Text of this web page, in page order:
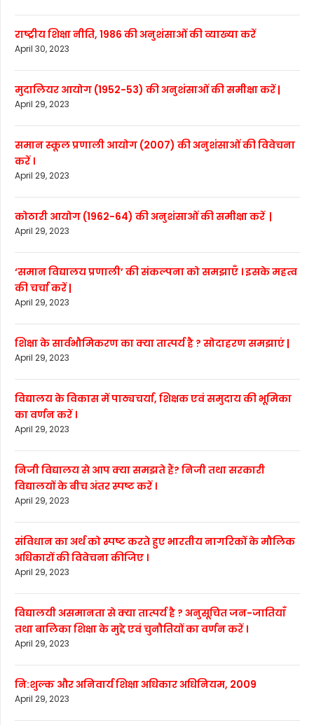
राष्ट्रीय शिक्षा नीति, 1986 की अनुशंसाओं की व्याख्या करें
April 30, 2023
मुदालियर आयोग (1952-53) की अनुशंसाओं की समीक्षा करें |
April 29, 2023
समान स्कूल प्रणाली आयोग (2007) की अनुशंसाओं की विवेचना
करें ।
April 29, 2023
कोठारी आयोग (1962-64) की अनुशंसाओं की समीक्षा करें |
April 29, 2023
‘समान विद्यालय प्रणाली’ की संकल्पना को समझाएँ । इसके महत्व
की चर्चा करें |
April 29, 2023
शिक्षा के सार्वभौमिकरण का क्या तात्पर्य है ? सोदाहरण समझाएं |
April 29, 2023
विद्यालय के विकास में पाठ्यचर्या, शिक्षक एवं समुदाय की भूमिका
का वर्णन करें ।
April 29, 2023
निजी विद्यालय से आप क्या समझते हैं? निजी तथा सरकारी
विद्यालयों के बीच अंतर स्पष्ट करें ।
April 29, 2023
संविधान का अर्थ को स्पष्ट करते हुए भारतीय नागरिकों के मौलिक
अधिकारों की विवेचना कीजिए ।
April 29, 2023
विद्यालयी असमानता से क्या तात्पर्य है ? अनुसूचित जन-जातियाँ
तथा बालिका शिक्षा के मुद्दे एवं चुनौतियों का वर्णन करें ।
April 29, 2023
नि:शुल्क और अनिवार्य शिक्षा अधिकार अधिनियम, 2009
April 29, 2023